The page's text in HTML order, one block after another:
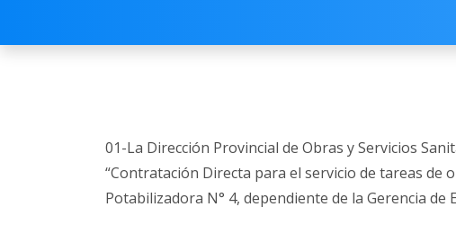
01-La Dirección Provincial de Obras y Servicios
“Contratación Directa para el servicio de tareas de
Potabilizadora N° 4, dependiente de la Gerencia de